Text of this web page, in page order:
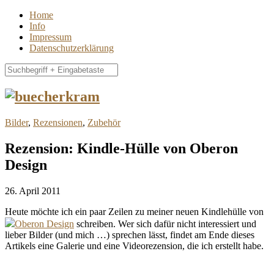
Home
Info
Impressum
Datenschutzerklärung
Bilder, Rezensionen, Zubehör
Rezension: Kindle-Hülle von Oberon
Design
26. April 2011
Heute möchte ich ein paar Zeilen zu meiner neuen Kindlehülle von
Oberon Design schreiben. Wer sich dafür nicht interessiert und
lieber Bilder (und mich …) sprechen lässt, findet am Ende dieses
Artikels eine Galerie und eine Videorezension, die ich erstellt habe.